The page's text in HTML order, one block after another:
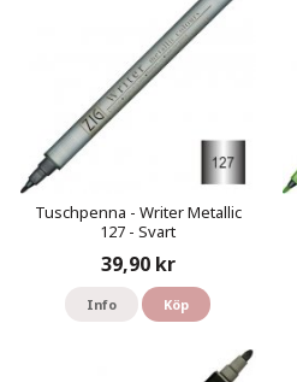
Tuschpenna - Writer Metallic
127 - Svart
39,90 kr
Info Köp